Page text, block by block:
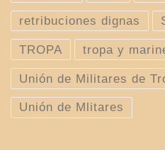
retribuciones dignas
TROPA tropa y
Unión de Militares de
Unión de Mlitares